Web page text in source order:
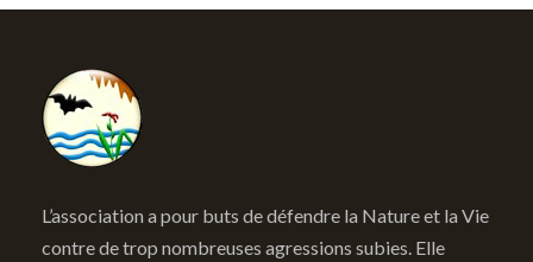
L’association a pour buts de défendre la Nature et la Vie
contre de trop nombreuses agressions subies. Elle